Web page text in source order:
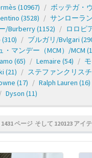
(10967) ボッテガ・
(3528) サンローラ
/Burberry(1152) ロロピ
(310) ブルガリ/Bvlgari
マンデー（MCM）/MCM
(65) Lemaire (54)
(21) ステファンクリス
(17) Ralph Lauren (16)
Dyson (11)
1431 ページ そして 120123 アイ